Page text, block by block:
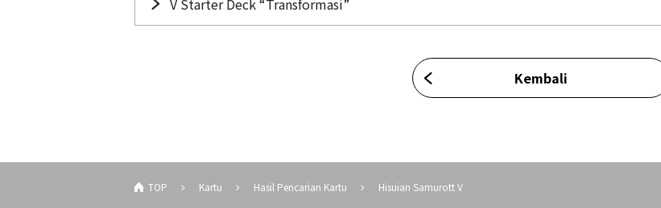
V Starter Deck “Transformasi”
Kembali
TOP Kartu Hasil Pencarian Kartu Hisuian Samurott V